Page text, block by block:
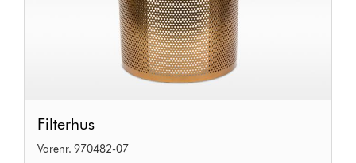
Filterhus
Varenr. 970482-07